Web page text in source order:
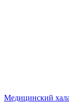
Медицинский